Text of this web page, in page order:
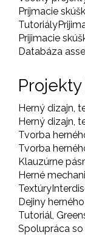
Príjmacie
Tutoriály
Prijimacie
Databáza
Projekty
Herný dizajn,
Herný dizajn,
Tvorba
Tvorba
Klauzúrne
Herné
Textúry
Dejiny
Tutoriál,
Spolupráca